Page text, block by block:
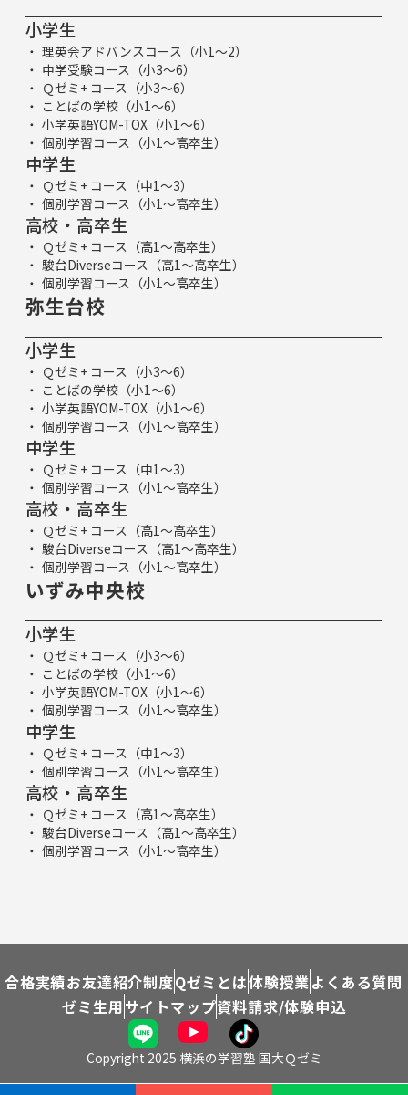
小学生
理英会アドバンスコース（小1～2）
中学受験コース（小3～6）
Ｑゼミ+ コース（小3～6）
ことばの学校（小1～6）
小学英語YOM-TOX（小1～6）
個別学習コース（小1～高卒生）
中学生
Ｑゼミ+ コース（中1～3）
個別学習コース（小1～高卒生）
高校・高卒生
Ｑゼミ+ コース（高1～高卒生）
駿台Diverseコース（高1～高卒生）
個別学習コース（小1～高卒生）
弥生台校
小学生
Ｑゼミ+ コース（小3～6）
ことばの学校（小1～6）
小学英語YOM-TOX（小1～6）
個別学習コース（小1～高卒生）
中学生
Ｑゼミ+ コース（中1～3）
個別学習コース（小1～高卒生）
高校・高卒生
Ｑゼミ+ コース（高1～高卒生）
駿台Diverseコース（高1～高卒生）
個別学習コース（小1～高卒生）
いずみ中央校
小学生
Ｑゼミ+ コース（小3～6）
ことばの学校（小1～6）
小学英語YOM-TOX（小1～6）
個別学習コース（小1～高卒生）
中学生
Ｑゼミ+ コース（中1～3）
個別学習コース（小1～高卒生）
高校・高卒生
Ｑゼミ+ コース（高1～高卒生）
駿台Diverseコース（高1～高卒生）
個別学習コース（小1～高卒生）
合格実績お友達紹介制度Qゼミとは体験授業よくある質問
ゼミ生用サイトマップ資料請求/体験申込
Copyright 2025 横浜の学習塾 国大Ｑゼミ